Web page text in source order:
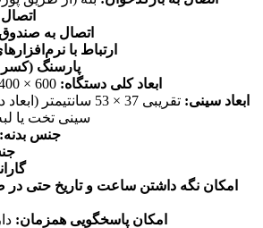
اتصال به
ارتباط با
پارسنگ
ابعاد کلی دستگاه:
ابعاد سینی:
تقریبی 37 × 53
سینی تخت یا
جنس بدنه:
امکان نگه داشتن ساعت و تاریخ حتی
امکان پاسخگویی همزمان: